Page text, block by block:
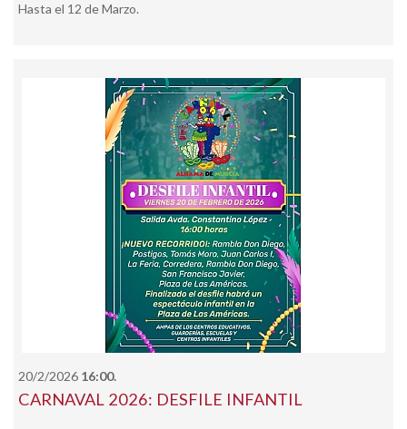
Hasta el 12 de Marzo.
20/2/2026 16:00.
CARNAVAL 2026: DESFILE INFANTIL